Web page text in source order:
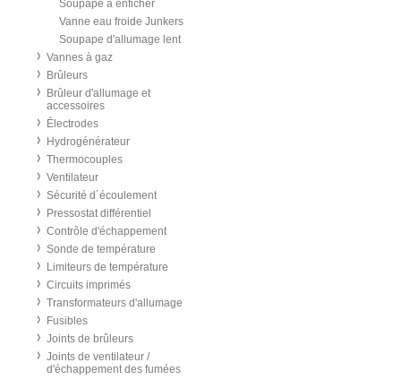
Soupape à enficher
Vanne eau froide Junkers
Soupape d'allumage lent
Vannes à gaz
Brûleurs
Brûleur d'allumage et
accessoires
Électrodes
Hydrogénérateur
Thermocouples
Ventilateur
Sécurité d´écoulement
Pressostat différentiel
Contrôle d'échappement
Sonde de température
Limiteurs de température
Circuits imprimés
Transformateurs d'allumage
Fusibles
Joints de brûleurs
Joints de ventilateur /
d'échappement des fumées